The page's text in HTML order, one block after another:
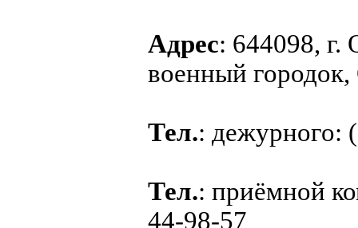
Адрес: 644098, г.
военный
Тел.: дежурного:
Тел.: приёмной
44-98-57